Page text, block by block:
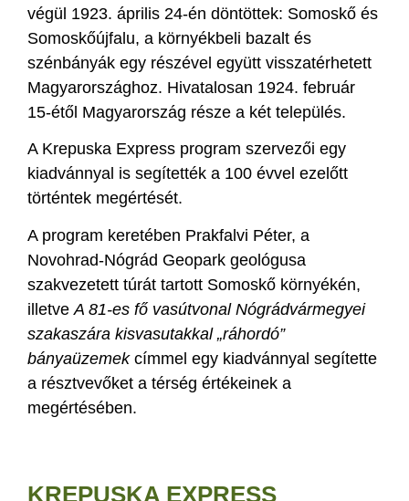
végül 1923. április 24-én döntöttek: Somoskő és
Somoskőújfalu, a környékbeli bazalt és
szénbányák egy részével együtt visszatérhetett
Magyarországhoz. Hivatalosan 1924. február
15-étől Magyarország része a két település.
A Krepuska Express program szervezői egy
kiadvánnyal is segítették a 100 évvel ezelőtt
történtek megértését.
A program keretében Prakfalvi Péter, a
Novohrad-Nógrád Geopark geológusa
szakvezetett túrát tartott Somoskő környékén,
illetve A 81-es fő vasútvonal Nógrádvármegyei
szakaszára kisvasutakkal „ráhordó”
bányaüzemek címmel egy kiadvánnyal segítette
a résztvevőket a térség értékeinek a
megértésében.
KREPUSKA EXPRESS